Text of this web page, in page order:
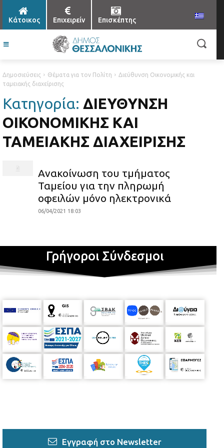
Κάτοικος Επιχειρείν Επισκέπτης
Δημοσιεύσεις Θέματα για τον Πολίτη
Διεύθυνση Οικονομικής και
ταμειακής διαχείρισης
Κατηγορία: ΔΙΕΎΘΥΝΣΗ
ΟΙΚΟΝΟΜΙΚΉΣ ΚΑΙ
ΤΑΜΕΙΑΚΉΣ ΔΙΑΧΕΊΡΙΣΗΣ
Ανακοίνωση του τμήματος
Ταμείου για την πληρωμή
οφειλών μόνο ηλεκτρονικά
06/04/2021 18:03
Γρήγοροι Σύνδεσμοι
Εγγραφή στο Newsletter